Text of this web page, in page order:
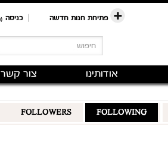
פתיחת חנות חדשה כניסה (0)
אודותינו צור קשר
FOLLOWING
FOLLOWERS